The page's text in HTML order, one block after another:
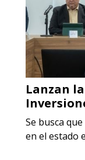
Lanzan
Se busca
en el estado